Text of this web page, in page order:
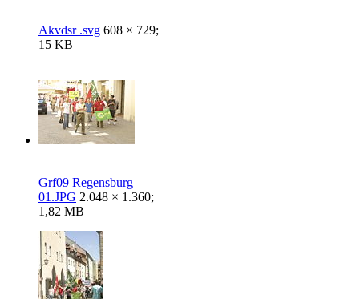
Akvdsr .svg 608 × 729;
15 KB
Grf09 Regensburg
01.JPG 2.048 × 1.360;
1,82 MB